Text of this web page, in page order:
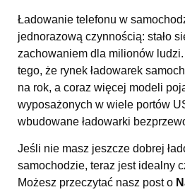
Ładowanie telefonu w
jednorazową czynnością: stało
zachowaniem dla milionów
tego, że rynek ładowarek
na rok, a coraz więcej modeli
wyposażonych w wiele portów
wbudowane ładowarki
Jeśli nie masz jeszcze dobrej
samochodzie, teraz jest idealny
Możesz przeczytać nasz post o